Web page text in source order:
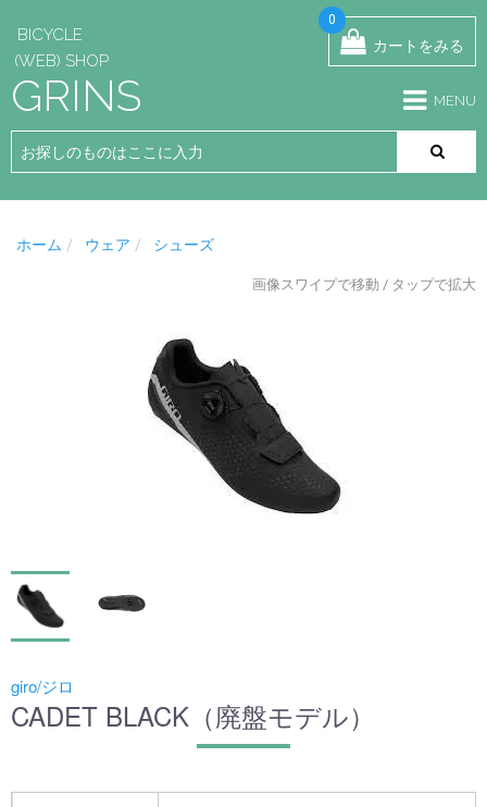
BICYCLE
(WEB) SHOP
GRINS
0
カートをみる
MENU
ホーム ウェア シューズ
画像スワイプで移動 / タップで拡大
giro/ジロ
CADET BLACK（廃盤モデル）